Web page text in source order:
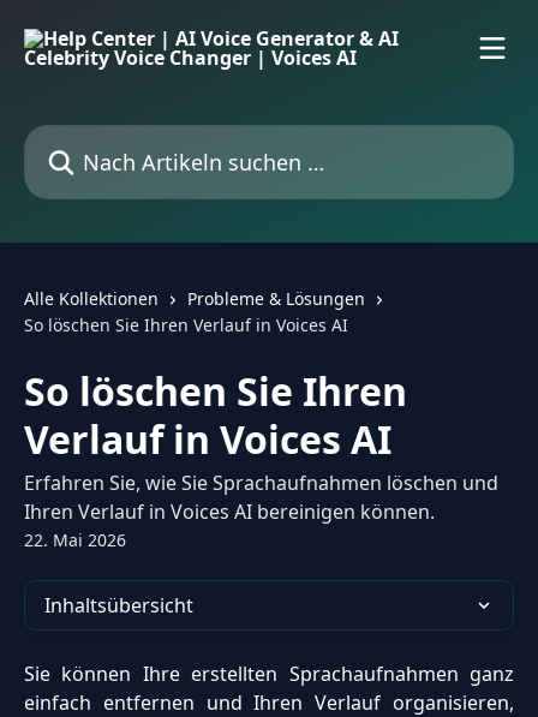
Nach Artikeln suchen …
Alle Kollektionen
Probleme & Lösungen
So löschen Sie Ihren Verlauf in Voices AI
So löschen Sie Ihren
Verlauf in Voices AI
Erfahren Sie, wie Sie Sprachaufnahmen löschen und
Ihren Verlauf in Voices AI bereinigen können.
22. Mai 2026
Inhaltsübersicht
Sie können Ihre erstellten Sprachaufnahmen ganz
einfach entfernen und Ihren Verlauf organisieren,